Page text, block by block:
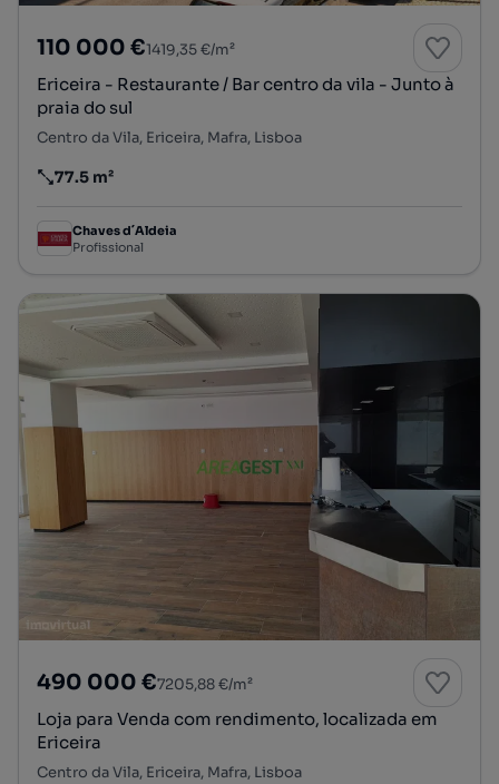
110 000 €1419,35 €/m²
Ericeira - Restaurante / Bar centro da vila - Junto à
praia do sul
Centro da Vila, Ericeira, Mafra, Lisboa
Preço por metro quadrado
77.5 m²
Chaves d´Aldeia
Profissional
490 000 €7205,88 €/m²
Loja para Venda com rendimento, localizada em
Ericeira
Centro da Vila, Ericeira, Mafra, Lisboa